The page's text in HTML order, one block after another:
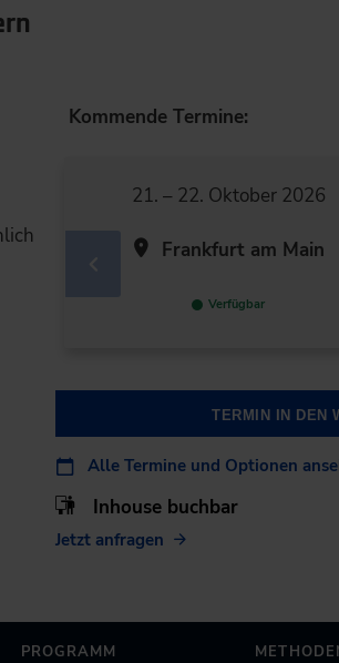
Kommende Termine:
21. – 22. Oktober 2026
Frankfurt am Main
Verfügbar
TERMIN IN DEN
Alle Termine und Optionen
Inhouse buchbar
Jetzt anfragen
PROGRAMM